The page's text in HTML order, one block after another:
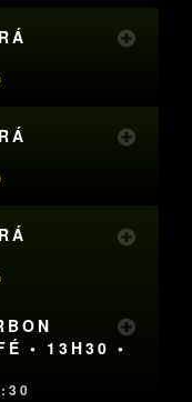
• 13H30 •